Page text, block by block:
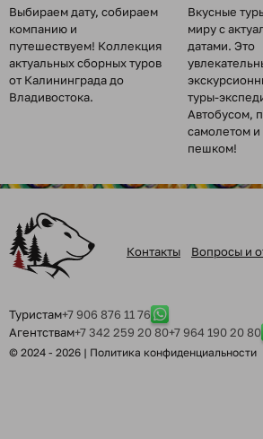
Выбираем дату, собираем
компанию и
путешествуем! Коллекция
актуальных сборных туров
от Калининграда до
Владивостока.
Вкусные
миру с
датами. Это
туры-
Автобусом,
самолетом
пешком!
Контакты Вопросы и
Туристам+7 906 876 11 76
Агентствам+7 342 259 20 80+7 964 190 20 80
© 2024 - 2026 | Политика конфиденциальности